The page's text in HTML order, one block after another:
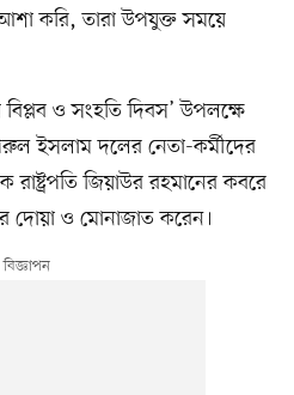
করি, তারা উপযুক্ত সময়ে
ও সংহতি দিবস’ উপলক্ষে
ইসলাম দলের নেতা-কর্মীদের
রাষ্ট্রপতি জিয়াউর রহমানের কবরে
দোয়া ও মোনাজাত করেন।